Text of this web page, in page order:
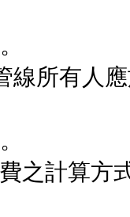
有人應
算方式